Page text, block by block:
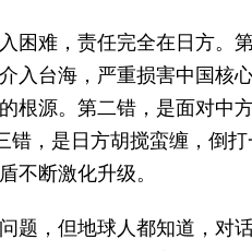
困难，责任完全在日方。
入台海，严重损害中国核
根源。第二错，是面对中
错，是日方胡搅蛮缠，倒
不断激化升级。
题，但地球人都知道，对